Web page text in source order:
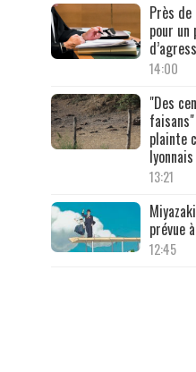
Près de
pour un
14:00
"Des
plainte
lyonnais
13:21
prévue
12:45